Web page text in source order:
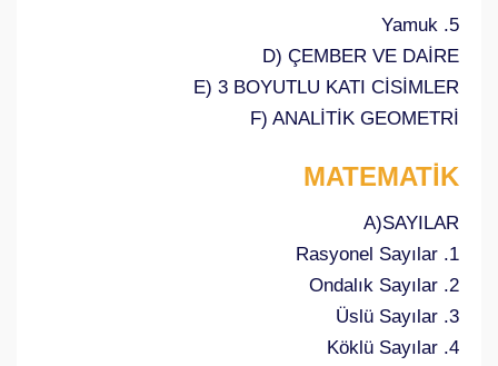
5. Yamuk
D) ÇEMBER VE DAİRE
E) 3 BOYUTLU KATI CİSİMLER
F) ANALİTİK GEOMETRİ
MATEMATİK
A)SAYILAR
1. Rasyonel Sayılar
2. Ondalık Sayılar
3. Üslü Sayılar
4. Köklü Sayılar